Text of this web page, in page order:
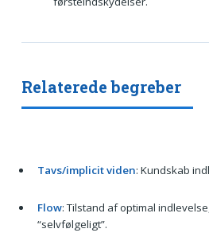
Relaterede begreber
Tavs/implicit viden: Kundskab
Flow: Tilstand af optimal
“selvfølgeligt”.